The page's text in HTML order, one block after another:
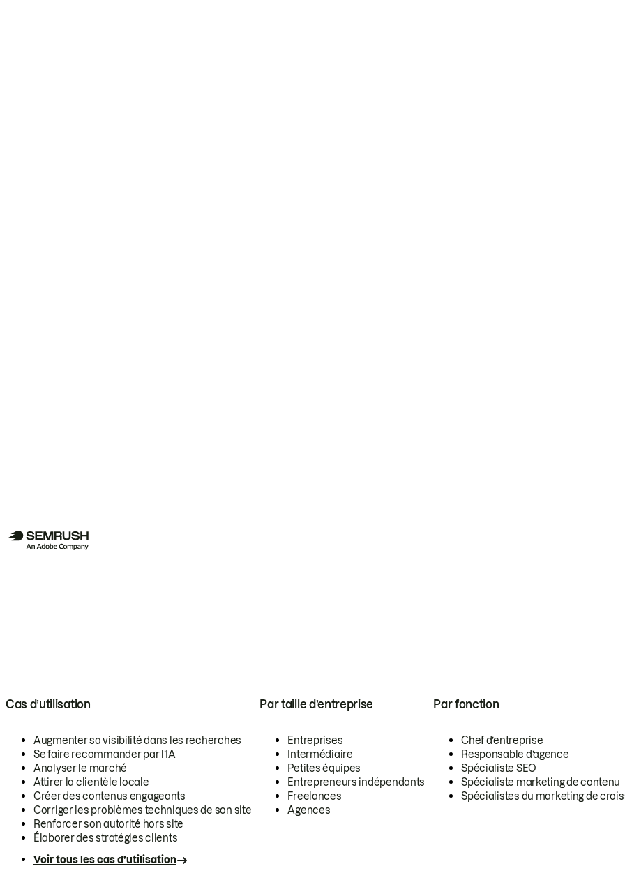
Cas d’utilisation
Augmenter sa visibilité dans les recherches
Se faire recommander par l’IA
Analyser le marché
Attirer la clientèle locale
Créer des contenus engageants
Corriger les problèmes techniques de son site
Renforcer son autorité hors site
Élaborer des stratégies clients
Voir tous les cas d’utilisation
Par taille d’entreprise
Entreprises
Intermédiaire
Petites équipes
Entrepreneurs indépendants
Freelances
Agences
Par fonction
Chef d’entreprise
Responsable d’agence
Spécialiste SEO
Spécialiste marketing de contenu
Spécialistes du marketing de